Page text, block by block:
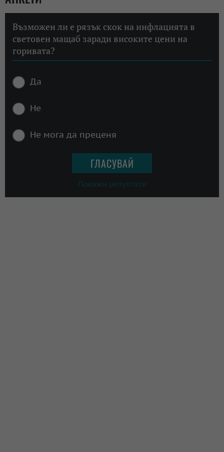
Възможен ли е рязък скок на инфлацията в
световен мащаб заради високите цени на
горивата?
Да
Не
Не мога да преценя
Покажи резултати